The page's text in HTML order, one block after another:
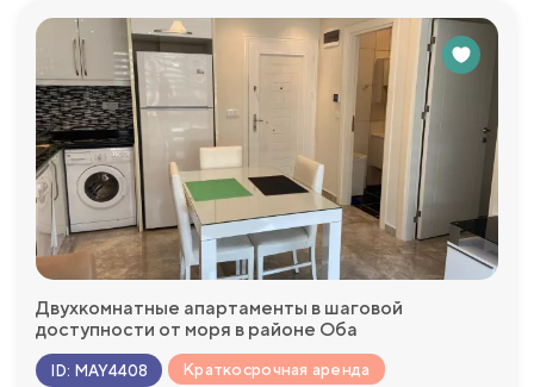
Двухкомнатные апартаменты в шаговой
доступности от моря в районе Оба
ID: MAY4408 Краткосрочная аренда